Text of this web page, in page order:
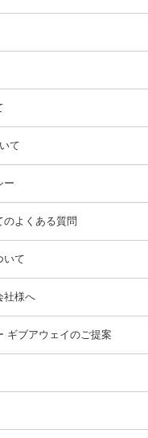
て
ー
のよくある質問
いて
社様へ
ギブアウェイのご提案